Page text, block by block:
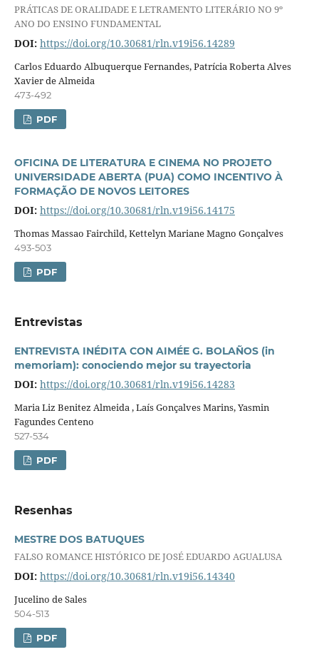
PRÁTICAS DE ORALIDADE E LETRAMENTO LITERÁRIO NO 9º
ANO DO ENSINO FUNDAMENTAL
DOI: https://doi.org/10.30681/rln.v19i56.14289
Carlos Eduardo Albuquerque Fernandes, Patrícia Roberta Alves
Xavier de Almeida
473-492
PDF
OFICINA DE LITERATURA E CINEMA NO PROJETO
UNIVERSIDADE ABERTA (PUA) COMO INCENTIVO À
FORMAÇÃO DE NOVOS LEITORES
DOI: https://doi.org/10.30681/rln.v19i56.14175
Thomas Massao Fairchild, Kettelyn Mariane Magno Gonçalves
493-503
PDF
Entrevistas
ENTREVISTA INÉDITA CON AIMÉE G. BOLAÑOS (in
memoriam): conociendo mejor su trayectoria
DOI: https://doi.org/10.30681/rln.v19i56.14283
Maria Liz Benitez Almeida , Laís Gonçalves Marins, Yasmin
Fagundes Centeno
527-534
PDF
Resenhas
MESTRE DOS BATUQUES
FALSO ROMANCE HISTÓRICO DE JOSÉ EDUARDO AGUALUSA
DOI: https://doi.org/10.30681/rln.v19i56.14340
Jucelino de Sales
504-513
PDF